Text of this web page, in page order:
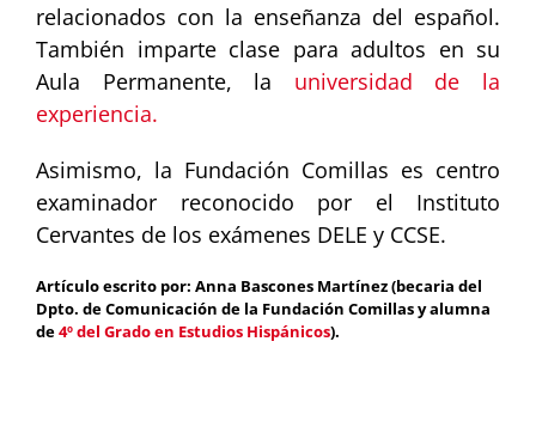
relacionados con la enseñanza del español.
También imparte clase para adultos en su
Aula Permanente, la universidad de la
experiencia.
Asimismo, la Fundación Comillas es centro
examinador reconocido por el Instituto
Cervantes de los exámenes DELE y CCSE.
Artículo escrito por: Anna Bascones Martínez (becaria del
Dpto. de Comunicación de la Fundación Comillas y alumna
de4º del Grado en Estudios Hispánicos).